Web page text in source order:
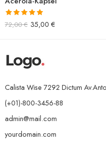
Bewertet mit
5.00von 5
72,00€ 35,00 €
Calista Wise 7292 Dictum
(+01)-800-3456-88
admin@mail.com
yourdomain.com